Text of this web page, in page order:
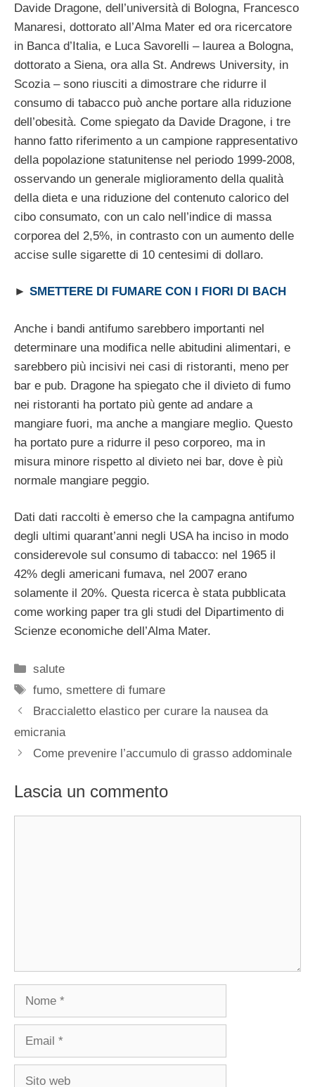
Davide Dragone, dell’università di Bologna, Francesco
Manaresi, dottorato all’Alma Mater ed ora ricercatore
in Banca d’Italia, e Luca Savorelli – laurea a Bologna,
dottorato a Siena, ora alla St. Andrews University, in
Scozia – sono riusciti a dimostrare che ridurre il
consumo di tabacco può anche portare alla riduzione
dell’obesità. Come spiegato da Davide Dragone, i tre
hanno fatto riferimento a un campione rappresentativo
della popolazione statunitense nel periodo 1999-2008,
osservando un generale miglioramento della qualità
della dieta e una riduzione del contenuto calorico del
cibo consumato, con un calo nell’indice di massa
corporea del 2,5%, in contrasto con un aumento delle
accise sulle sigarette di 10 centesimi di dollaro.
► SMETTERE DI FUMARE CON I FIORI DI BACH
Anche i bandi antifumo sarebbero importanti nel
determinare una modifica nelle abitudini alimentari, e
sarebbero più incisivi nei casi di ristoranti, meno per
bar e pub. Dragone ha spiegato che il divieto di fumo
nei ristoranti ha portato più gente ad andare a
mangiare fuori, ma anche a mangiare meglio. Questo
ha portato pure a ridurre il peso corporeo, ma in
misura minore rispetto al divieto nei bar, dove è più
normale mangiare peggio.
Dati dati raccolti è emerso che la campagna antifumo
degli ultimi quarant’anni negli USA ha inciso in modo
considerevole sul consumo di tabacco: nel 1965 il
42% degli americani fumava, nel 2007 erano
solamente il 20%. Questa ricerca è stata pubblicata
come working paper tra gli studi del Dipartimento di
Scienze economiche dell’Alma Mater.
Categorie
salute
Tag
fumo,smettere di fumare
Braccialetto elastico per curare la nausea da
emicrania
Come prevenire l’accumulo di grasso addominale
Lascia un commento
Nome
Email
Sito